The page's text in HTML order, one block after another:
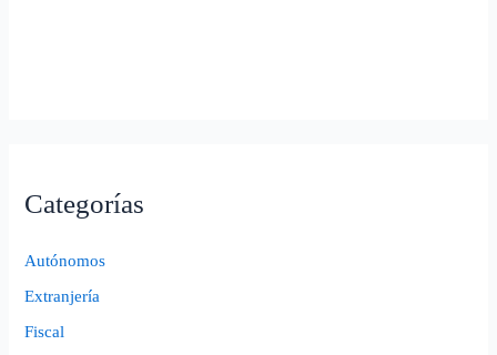
Categorías
Autónomos
Extranjería
Fiscal